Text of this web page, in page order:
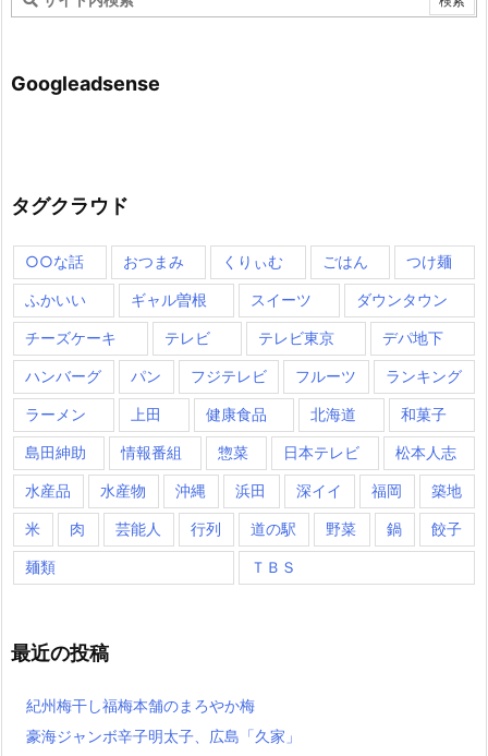
Googleadsense
タグクラウド
○○な話 おつまみ くりぃむ ごはん つけ麺
ふかいい ギャル曽根 スイーツ ダウンタウン
チーズケーキ テレビ テレビ東京 デパ地下
ハンバーグ パン フジテレビ フルーツ ランキング
ラーメン 上田 健康食品 北海道 和菓子
島田紳助 情報番組 惣菜 日本テレビ 松本人志
水産品 水産物 沖縄 浜田 深イイ 福岡 築地
米 肉 芸能人 行列 道の駅 野菜 鍋 餃子
麺類 ＴＢＳ
最近の投稿
紀州梅干し福梅本舗のまろやか梅
豪海ジャンボ辛子明太子、広島「久家」